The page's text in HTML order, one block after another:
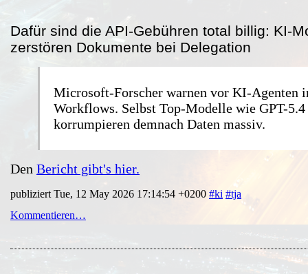
Dafür sind die API-Gebühren total billig: KI-
zerstören Dokumente bei Delegation
Microsoft-Forscher warnen vor KI-Agenten
Workflows. Selbst Top-Modelle wie GPT-5.4
korrumpieren demnach Daten massiv.
Den Bericht gibt's hier.
publiziert Tue, 12 May 2026 17:14:54 +0200 #ki #tja
Kommentieren…